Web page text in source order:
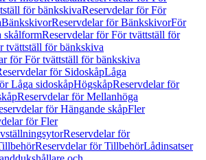
för bänkskivaReservdelar för För
BänkskivorReservdelar för BänkskivorFör
skålformReservdelar för För tvättställ för
tvättställ för bänkskiva
för För tvättställ för bänkskiva
för SidoskåpLåga
Låga sidoskåpHögskåpReservdelar för
Reservdelar för Mellanhöga
för Hängande skåpFler
för Fler
Reservdelar för
Reservdelar för TillbehörLådinsatser